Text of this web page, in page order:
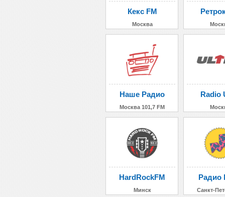
Кекс FM
Москва
Наше Радио
Москва 101,7 FM
Radio
HardRockFM
Минск
Радио
Санкт-